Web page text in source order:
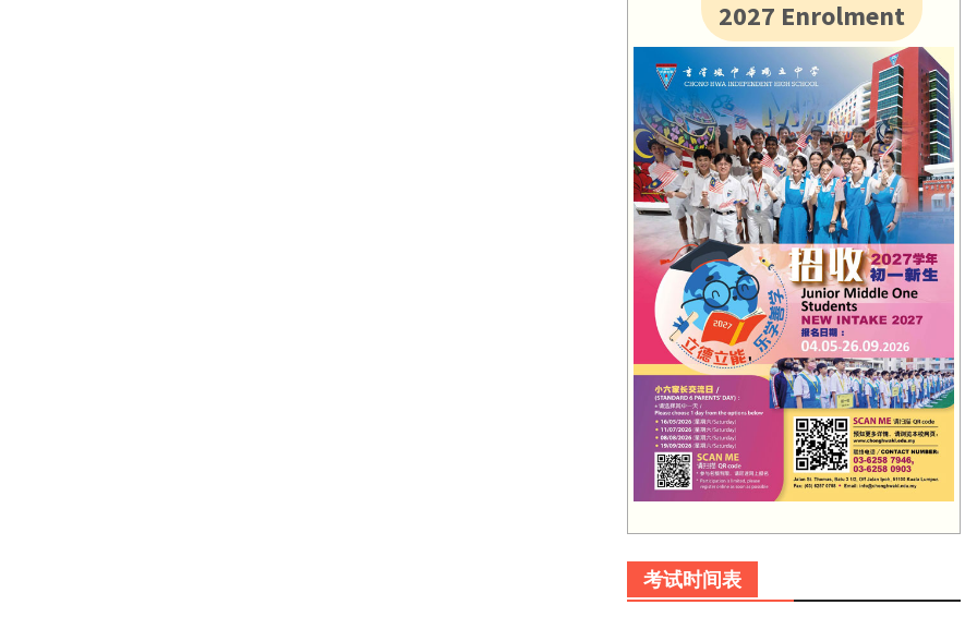
2027 Enrolment
考试时间表